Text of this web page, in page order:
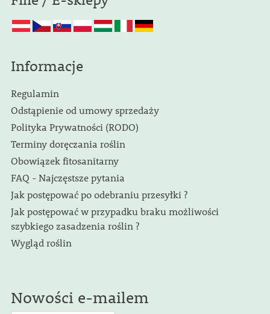
Informacje
Regulamin
Odstąpienie od umowy sprzedaży
Polityka Prywatności (RODO)
Terminy doręczania roślin
Obowiązek fitosanitarny
FAQ - Najczęstsze pytania
Jak postępować po odebraniu przesyłki ?
Jak postępować w przypadku braku możliwości
szybkiego zasadzenia roślin ?
Wygląd roślin
Nowości e-mailem